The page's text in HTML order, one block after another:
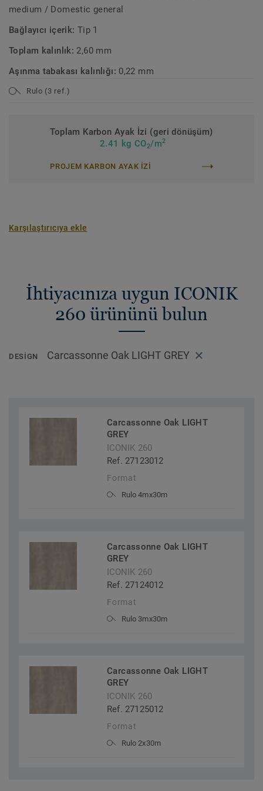
medium / Domestic general
Bağlayıcı içerik: Tip 1
Toplam kalınlık: 2,60 mm
Aşınma tabakası kalınlığı: 0,22 mm
Rulo (3 ref.)
Toplam Karbon Ayak İzi (geri dönüşüm)
2.41 kg CO2/m2
PROJEM KARBON AYAK IZI
Karşılaştırıcıya ekle
İhtiyacınıza uygun ICONIK
260 ürününü bulun
DESIGN Carcassonne Oak LIGHT GREY
Carcassonne Oak LIGHT
GREY
ICONIK 260
Ref. 27123012
Format
Rulo 4mx30m
Carcassonne Oak LIGHT
GREY
ICONIK 260
Ref. 27124012
Format
Rulo 3mx30m
Carcassonne Oak LIGHT
GREY
ICONIK 260
Ref. 27125012
Format
Rulo 2x30m